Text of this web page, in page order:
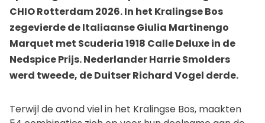
CHIO Rotterdam 2026. In het Kralingse Bos
zegevierde de Italiaanse Giulia Martinengo
Marquet met Scuderia 1918 Calle Deluxe in de
Nedspice Prijs. Nederlander Harrie Smolders
werd tweede, de Duitser Richard Vogel derde.
Terwijl de avond viel in het Kralingse Bos, maakten